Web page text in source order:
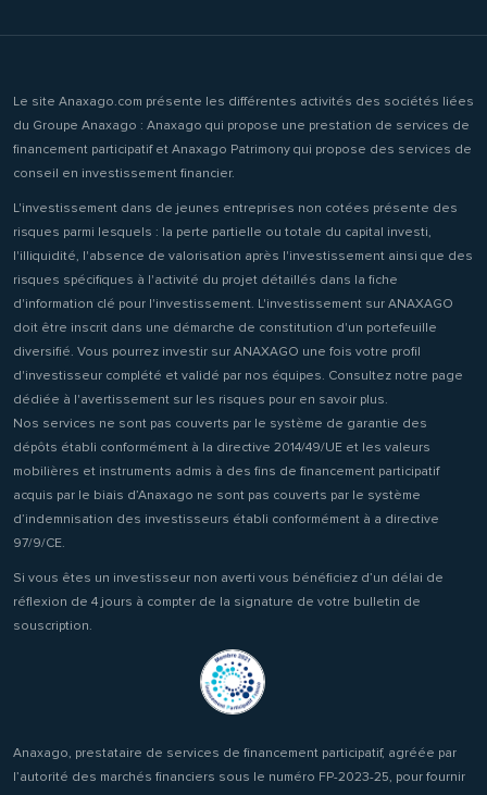
Le site Anaxago.com présente les différentes activités des sociétés liées
du Groupe Anaxago : Anaxago qui propose une prestation de services de
financement participatif et Anaxago Patrimony qui propose des services de
conseil en investissement financier.
L'investissement dans de jeunes entreprises non cotées présente des
risques parmi lesquels : la perte partielle ou totale du capital investi,
l'illiquidité, l'absence de valorisation après l'investissement ainsi que des
risques spécifiques à l'activité du projet détaillés dans la fiche
d'information clé pour l'investissement. L'investissement sur ANAXAGO
doit être inscrit dans une démarche de constitution d'un portefeuille
diversifié. Vous pourrez investir sur ANAXAGO une fois votre profil
d'investisseur complété et validé par nos équipes. Consultez notre page
dédiée à l'avertissement sur les risques pour en savoir plus.
Nos services ne sont pas couverts par le système de garantie des
dépôts établi conformément à la directive 2014/49/UE et les valeurs
mobilières et instruments admis à des fins de financement participatif
acquis par le biais d’Anaxago ne sont pas couverts par le système
d’indemnisation des investisseurs établi conformément à a directive
97/9/CE.
Si vous êtes un investisseur non averti vous bénéficiez d’un délai de
réflexion de 4 jours à compter de la signature de votre bulletin de
souscription.
Anaxago, prestataire de services de financement participatif, agréée par
l’autorité des marchés financiers sous le numéro FP-2023-25, pour fournir